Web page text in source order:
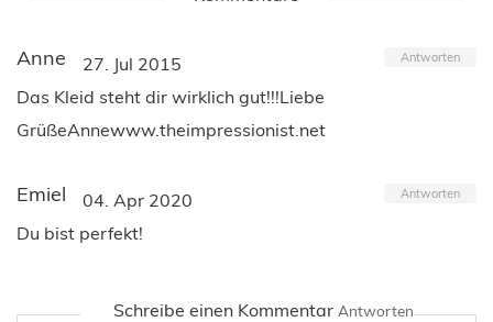
Anne 27. Jul 2015 Antworten
Das Kleid steht dir wirklich gut!!!Liebe
GrüßeAnnewww.theimpressionist.net
Emiel 04. Apr 2020 Antworten
Du bist perfekt!
Schreibe einen Kommentar Antworten